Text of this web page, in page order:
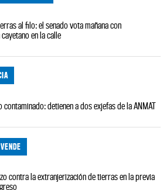
al filo: el senado vota mañana con
en la calle
contaminado: detienen a dos exjefas de la ANMAT
contra la extranjerización de tierras en la previa